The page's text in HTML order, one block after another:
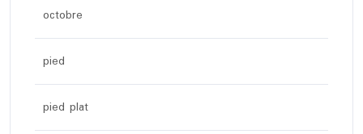
octobre
pied
pied plat